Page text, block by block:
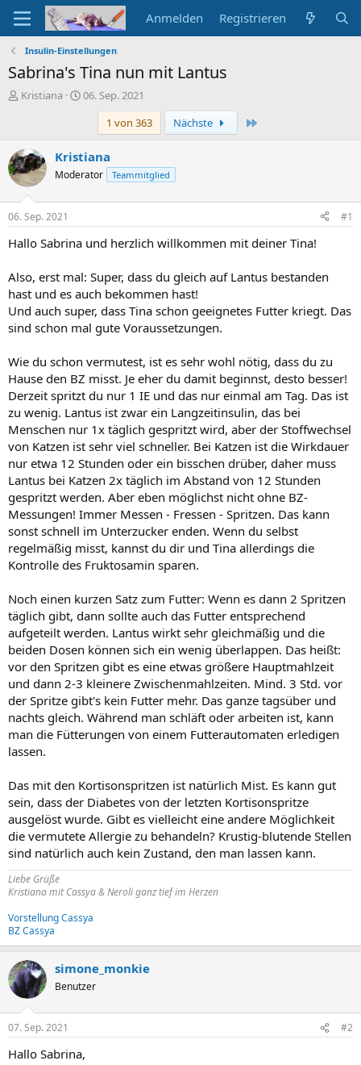
Anmelden Registrieren
Insulin-Einstellungen
Sabrina's Tina nun mit Lantus
E
e
l
e
Kristiana
E
e
m
06. Sep. 2021
1 von 363
Nächste
Kristiana
Moderator Teammitglied
06. Sep. 2021 #1
Hallo Sabrina und herzlich willkommen mit deiner Tina!
Also, erst mal: Super, dass du gleich auf Lantus bestanden
hast und es auch bekommen hast!
Und auch super, dass Tina schon geeignetes Futter kriegt. Das
sind schon mal gute Voraussetzungen.
Wie du schon vermutest, ist es sehr wohl nötig, dass du zu
Hause den BZ misst. Je eher du damit beginnst, desto besser!
Derzeit spritzt du nur 1 IE und das nur einmal am Tag. Das ist
zu wenig. Lantus ist zwar ein Langzeitinsulin, das bei
Menschen nur 1x täglich gespritzt wird, aber der Stoffwechsel
von Katzen ist sehr viel schneller. Bei Katzen ist die Wirkdauer
nur etwa 12 Stunden oder ein bisschen drüber, daher muss
Lantus bei Katzen 2x täglich im Abstand von 12 Stunden
gespritzt werden. Aber eben möglichst nicht ohne BZ-
Messungen! Immer Messen - Fressen - Spritzen. Das kann
sonst schnell im Unterzucker enden. Wenn du selbst
regelmäßig misst, kannst du dir und Tina allerdings die
Kontrolle des Fruktosamin sparen.
Noch einen kurzen Satz zum Futter: Wenn es dann 2 Spritzen
täglich gibt, dann sollte auch das Futter entsprechend
aufgeteilt werden. Lantus wirkt sehr gleichmäßig und die
beiden Dosen können sich ein wenig überlappen. Das heißt:
vor den Spritzen gibt es eine etwas größere Hauptmahlzeit
und dann 2-3 kleinere Zwischenmahlzeiten. Mind. 3 Std. vor
der Spritze gibt's kein Futter mehr. Das ganze tagsüber und
nachts gleich. Während man schläft oder arbeiten ist, kann
man die Fütterungen von einem Futterautomaten erledigen
lassen.
Das mit den Kortisonspritzen ist natürlich Mist. Es kann gut
sein, dass der Diabetes von der letzten Kortisonspritze
ausgelöst wurde. Gibt es vielleicht eine andere Möglichkeit
die vermutete Allergie zu behandeln? Krustig-blutende Stellen
sind natürlich auch kein Zustand, den man lassen kann.
Liebe Grüße
Kristiana mit Cassya & Neroli ganz tief im Herzen
Vorstellung Cassya
BZ Cassya
simone_monkie
Benutzer
07. Sep. 2021 #2
Hallo Sabrina,